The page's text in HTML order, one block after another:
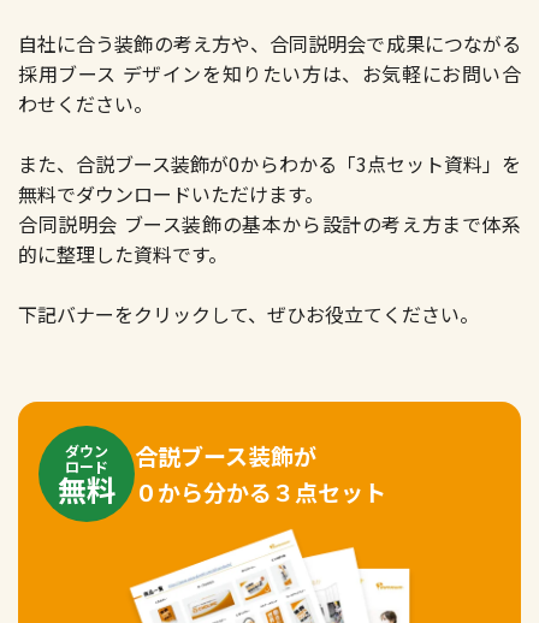
自社に合う装飾の考え方や、合同説明会で成果につながる
採用ブース デザインを知りたい方は、お気軽にお問い合
わせください。
また、合説ブース装飾が0からわかる「3点セット資料」を
無料でダウンロードいただけます。
合同説明会 ブース装飾の基本から設計の考え方まで体系
的に整理した資料です。
下記バナーをクリックして、ぜひお役立てください。
ダウン
ロード
無料
合説ブース装飾が
０から分かる３点セット